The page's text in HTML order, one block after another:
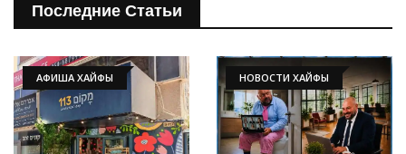
Последние Статьи
АФИША ХАЙФЫ НОВОСТИ ХАЙФЫ